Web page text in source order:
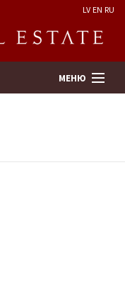
LV EN RU
МЕНЮ